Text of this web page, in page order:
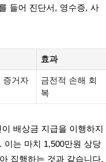
들어 진단서, 영수증, 사
효과
증거자
금전적 손해 회
복
배상금 지급을 이행하지
이는 마치 1,500만원 상당
집행하는 것과 같습니다.